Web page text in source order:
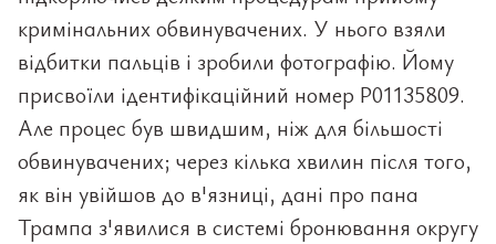
кримінальних обвинувачених. У нього взяли
відбитки пальців і зробили фотографію. Йому
присвоїли ідентифікаційний номер P01135809.
Але процес був швидшим, ніж для більшості
обвинувачених; через кілька хвилин після того,
як він увійшов до в'язниці, дані про пана
Трампа з'явилися в системі бронювання округу